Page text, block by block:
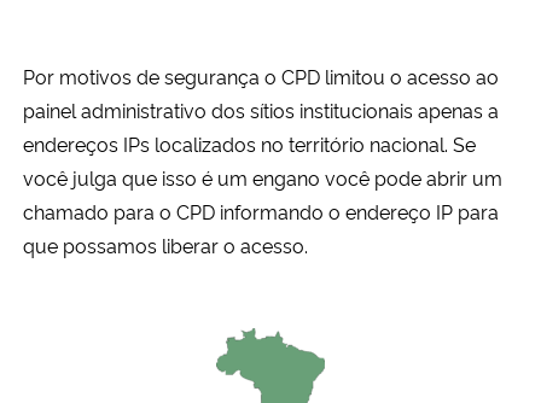
Ministério da Cidadania
Ministério da Saúde
Por motivos de segurança o CPD limitou o acesso ao
painel administrativo dos sítios institucionais apenas a
endereços IPs localizados no território nacional. Se
você julga que isso é um engano você pode abrir um
chamado para o CPD informando o endereço IP para
que possamos liberar o acesso.